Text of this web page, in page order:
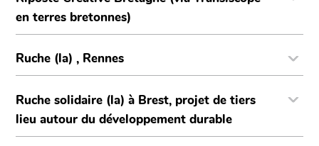
en terres bretonnes)
Ruche (la) , Rennes
Ruche solidaire (la) à Brest, projet de tiers
lieu autour du développement durable